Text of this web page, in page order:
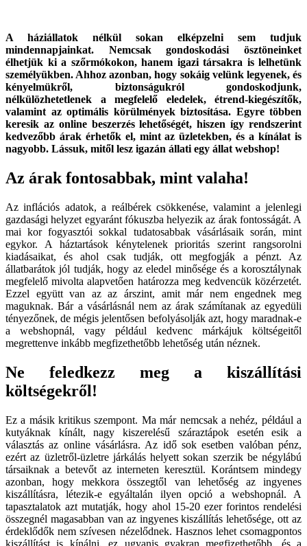
A háziállatok nélkül sokan elképzelni sem tudjuk
mindennapjainkat. Nemcsak gondoskodási ösztöneinket
élhetjük ki a szőrmókokon, hanem igazi társakra is lelhetünk
személyükben. Ahhoz azonban, hogy sokáig velünk legyenek, és
kényelmükről, biztonságukról gondoskodjunk,
nélkülözhetetlenek a megfelelő eledelek, étrend-kiegészítők,
valamint az optimális körülmények biztosítása. Egyre többen
keresik az online beszerzés lehetőségét, hiszen így rendszerint
kedvezőbb árak érhetők el, mint az üzletekben, és a kínálat is
nagyobb. Lássuk, mitől lesz igazán állati egy állat webshop!
Az árak fontosabbak, mint valaha!
Az inflációs adatok, a reálbérek csökkenése, valamint a jelenlegi
gazdasági helyzet egyaránt fókuszba helyezik az árak fontosságát. A
mai kor fogyasztói sokkal tudatosabbak vásárlásaik során, mint
egykor. A háztartások kénytelenek prioritás szerint rangsorolni
kiadásaikat, és ahol csak tudják, ott megfogják a pénzt. Az
állatbarátok jól tudják, hogy az eledel minősége és a korosztálynak
megfelelő mivolta alapvetően határozza meg kedvencük közérzetét.
Ezzel együtt van az az árszint, amit már nem engednek meg
maguknak. Bár a vásárlásnál nem az árak számítanak az egyedüli
tényezőnek, de mégis jelentősen befolyásolják azt, hogy maradnak-e
a webshopnál, vagy például kedvenc márkájuk költségeitől
megrettenve inkább megfizethetőbb lehetőség után néznek.
Ne feledkezz meg a kiszállítási
költségekről!
Ez a másik kritikus szempont. Ma már nemcsak a nehéz, például a
kutyáknak kínált, nagy kiszerelésű száraztápok esetén esik a
választás az online vásárlásra. Az idő sok esetben valóban pénz,
ezért az üzletről-üzletre járkálás helyett sokan szerzik be négylábú
társaiknak a betevőt az interneten keresztül. Korántsem mindegy
azonban, hogy mekkora összegtől van lehetőség az ingyenes
kiszállításra, létezik-e egyáltalán ilyen opció a webshopnál. A
tapasztalatok azt mutatják, hogy ahol 15-20 ezer forintos rendelési
összegnél magasabban van az ingyenes kiszállítás lehetősége, ott az
érdeklődők nem szívesen nézelődnek. Hasznos lehet csomagpontos
kiszállítást is kínálni, ez ugyanis gyakran megfizethetőbb, és a